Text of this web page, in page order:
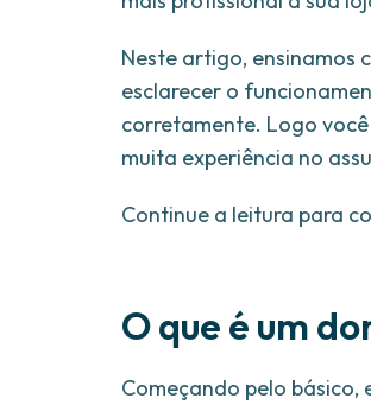
Neste artigo, ensinamos
esclarecer o
corretamente. Logo
muita experiência no
Continue a leitura para
O que é um
Começando pelo básico,